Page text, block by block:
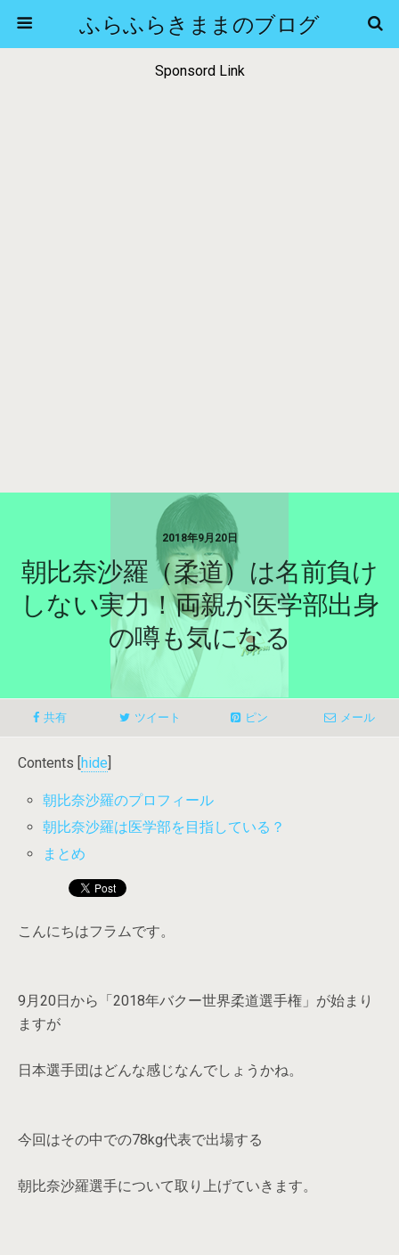
ふらふらきままのブログ
Sponsord Link
2018年9月20日
朝比奈沙羅（柔道）は名前負け
しない実力！両親が医学部出身
の噂も気になる
共有 ツイート ピン メール
Contents [hide]
朝比奈沙羅のプロフィール
朝比奈沙羅は医学部を目指している？
まとめ
こんにちはフラムです。
9月20日から「2018年バクー世界柔道選手権」が始まり
ますが
日本選手団はどんな感じなんでしょうかね。
今回はその中での78kg代表で出場する
朝比奈沙羅選手について取り上げていきます。